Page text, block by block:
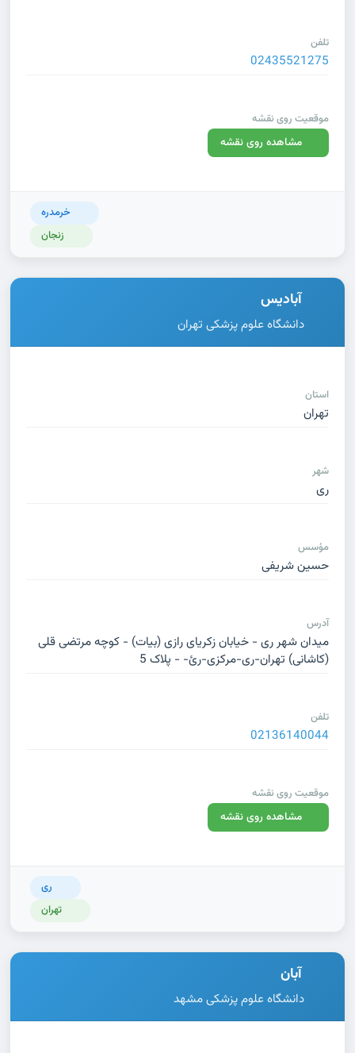
تلفن
02435521275
موقعیت روی نقشه
مشاهده روی نقشه
خرمدره
زنجان
آبادیس
دانشگاه علوم پزشکی تهران
استان
تهران
شهر
ری
مؤسس
حسین شریفی
آدرس
میدان شهر ری - خیابان زکریای رازی (بیات) - کوچه مرتضی قلی
(کاشانی) تهران-ری-مرکزی-رئ- - پلاک 5
تلفن
02136140044
موقعیت روی نقشه
مشاهده روی نقشه
ری
تهران
آبان
دانشگاه علوم پزشکی مشهد